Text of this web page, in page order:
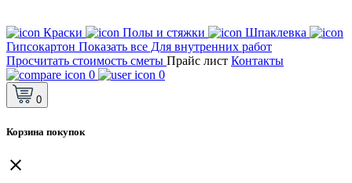
Краски Полы и стяжки
Шпаклевка
Гипсокартон Показать все Для внутренних работ
Просчитать стоимость сметы Прайс лист Контакты
0
0
0
Корзина покупок